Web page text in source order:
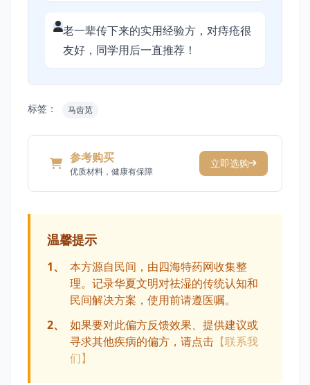
老一辈传下来的实用经验方，对痔疮很
友好，同学用后一直推荐！
标签： 马齿苋
参考购买
优质材料，健康有保障
立即选购
温馨提示
1、
本方源自民间，由四海特药网收集整
理。记录华夏文明对祛湿的传统认知和
民间解决方案，使用前请遵医嘱。
2、
如果要对此偏方反馈效果、提供建议或
寻求其他疾病的偏方，请点击 【联系我
们】